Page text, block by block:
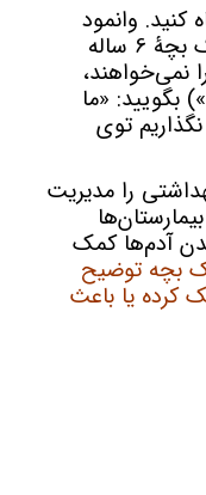
کنید. وانمود
کنید دارید در مورد شغل‌تان به یک بچۀ 6 ساله
نمی‌خواهند،
بگویید: «ما
توی
را مدیریت
آدم‌ها کمک
بچه توضیح
کرده یا باعث